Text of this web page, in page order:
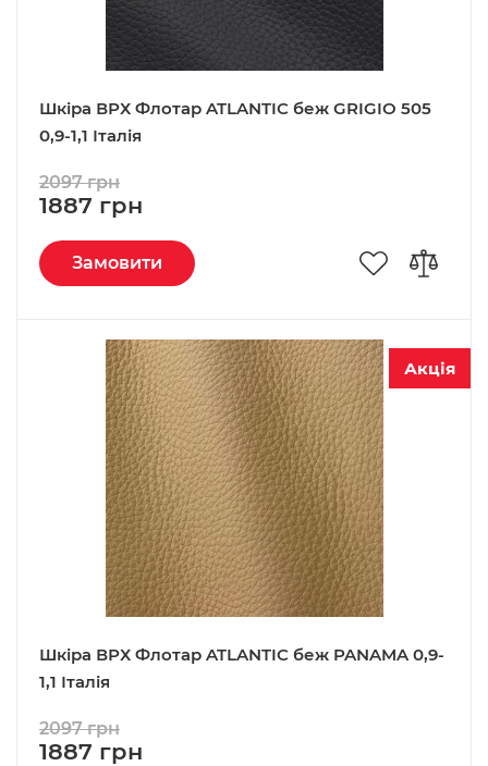
Шкіра ВРХ Флотар ATLANTIC беж GRIGIO 505
0,9-1,1 Італія
1887 грн
2097 грн
Замовити
Акція
Шкіра ВРХ Флотар ATLANTIC беж PANAMA 0,9-
1,1 Італія
1887 грн
2097 грн